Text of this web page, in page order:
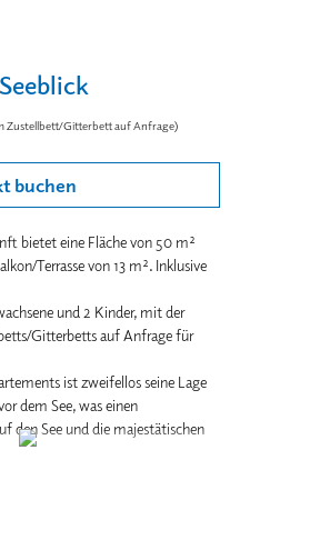
Zustellbett/Gitterbett auf Anfrage)
buchen
bietet eine Fläche von 50 m²
Terrasse von 13 m². Inklusive
und 2 Kinder, mit der
Gitterbetts auf Anfrage für
ist zweifellos seine Lage
dem See, was einen
den See und die majestätischen